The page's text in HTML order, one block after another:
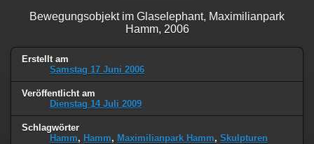
Bewegungsobjekt im Glaselephant, Maximilianpark
Hamm, 2006
Erstellt am
Samstag 17 Juni 2006
Veröffentlicht am
Dienstag 14 Juli 2009
Schlagwörter
Hamm, Hamm, Maximilianpark Hamm, Skulpturen